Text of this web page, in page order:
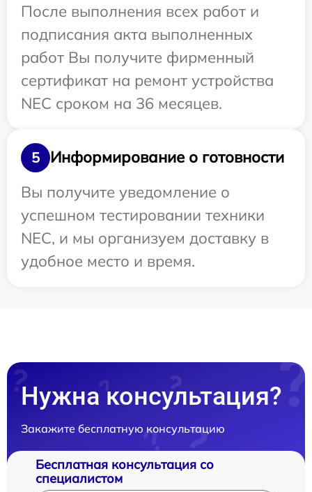
После выполнения всех работ и
подписания акта выполненных
работ Вы получите фирменный
сертификат на ремонт устройства
NEC сроком на 36 месяцев.
5
Информирование о готовности
Вы получите уведомление о
успешном тестировании техники
NEC, и мы организуем доставку в
удобное место и время.
Нужна консультация?
Закажите бесплатную консультацию
Бесплатная консультация со
специалистом